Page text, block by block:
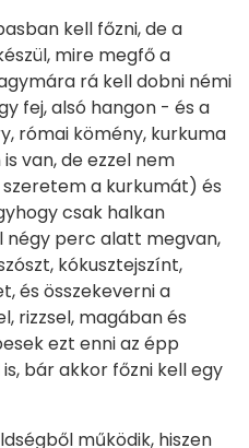
kell főzni, de a
mire megfő a
rá kell dobni némi
fej, alsó hangon - és a
római kömény, kurkuma
van, de ezzel nem
a kurkumát) és
csak halkan
négy perc alatt megvan,
kókusztejszínt,
és összekeverni a
rizzsel, magában és
ezt enni az épp
bár akkor főzni kell egy
működik, hiszen